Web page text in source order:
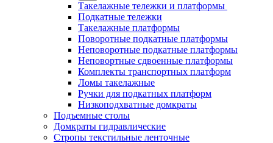
Такелажные тележки и платформы
Подкатные тележки
Такелажные платформы
Поворотные подкатные платформы
Неповоротные подкатные платформы
Неповортные сдвоенные платформы
Комплекты транспортных платформ
Ломы такелажные
Ручки для подкатных платформ
Низкоподхватные домкраты
Подъемные столы
Домкраты гидравлические
Стропы текстильные ленточные